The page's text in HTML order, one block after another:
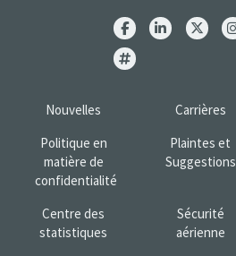
Nouvelles Carrières
Politique en
matière de
confidentialité
Plaintes et
Suggestions
Centre des
statistiques
Sécurité
aérienne